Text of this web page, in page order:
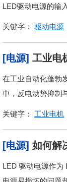
LED驱动电源的输
关键字： 驱动电源
[电源] 工业电
在工业自动化蓬勃
中，反电动势抑制
关键字： 工业电机
[电源] 如何解
LED 驱动电源作为